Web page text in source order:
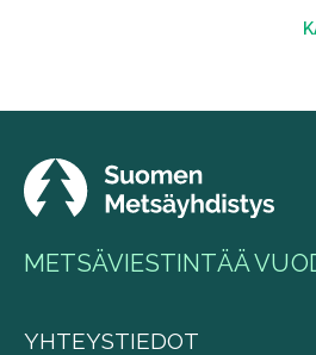
METSÄVIESTINTÄÄ
YHTEYSTIEDOT